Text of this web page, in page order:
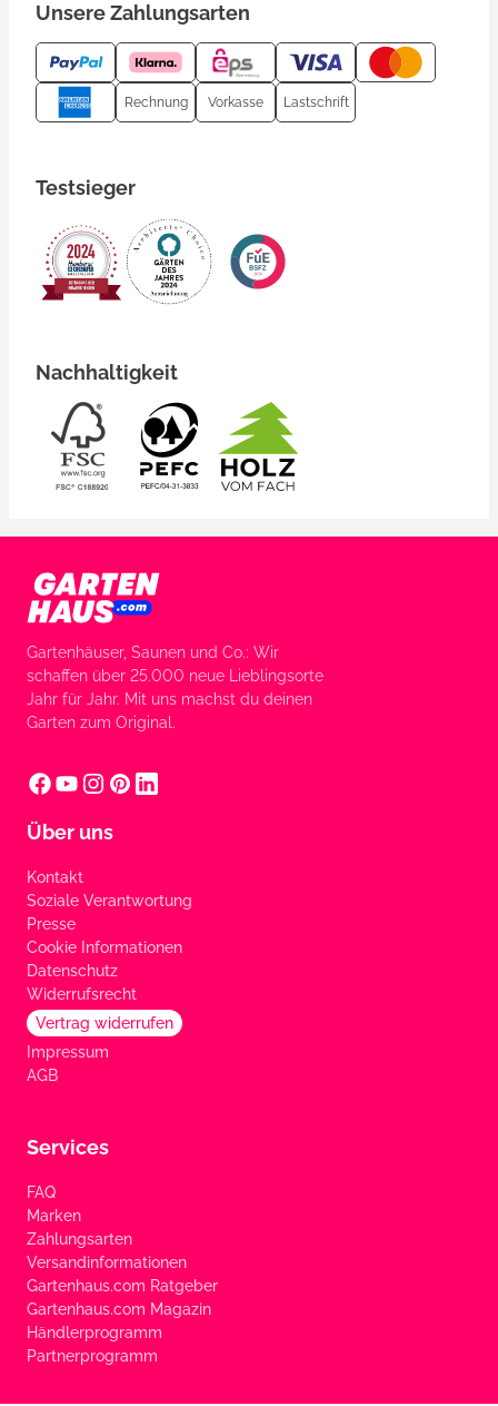
Unsere Zahlungsarten
Rechnung Vorkasse Lastschrift
Testsieger
Nachhaltigkeit
Gartenhäuser, Saunen und Co.: Wir
schaffen über 25.000 neue Lieblingsorte
Jahr für Jahr. Mit uns machst du deinen
Garten zum Original.
Über uns
Kontakt
Soziale Verantwortung
Presse
Cookie Informationen
Datenschutz
Widerrufsrecht
Vertrag widerrufen
Impressum
AGB
Services
FAQ
Marken
Zahlungsarten
Versandinformationen
Gartenhaus.com Ratgeber
Gartenhaus.com Magazin
Händlerprogramm
Partnerprogramm